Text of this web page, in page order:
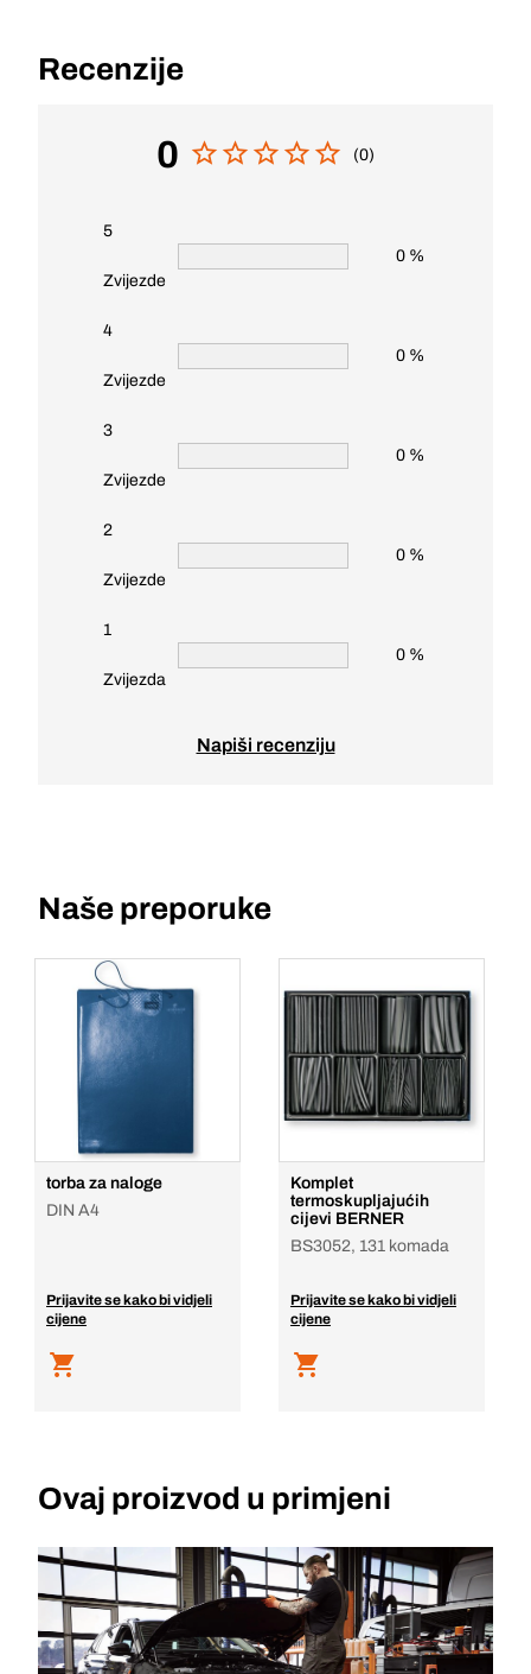
Recenzije
0 (0)
5
Zvijezde
0 %
4
Zvijezde
0 %
3
Zvijezde
0 %
2
Zvijezde
0 %
1
Zvijezda
0 %
Napiši recenziju
Naše preporuke
torba za naloge
DIN A4
Prijavite se kako bi vidjeli
cijene
Komplet
termoskupljajućih
cijevi BERNER
BS3052, 131 komada
Prijavite se kako bi vidjeli
cijene
Ovaj proizvod u primjeni